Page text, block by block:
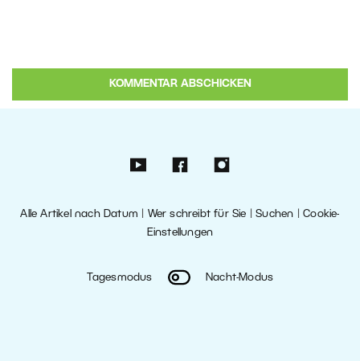
Alle Artikel nach Datum Wer schreibt für Sie |Suchen |Cookie-
Einstellungen
Tagesmodus Nacht-Modus